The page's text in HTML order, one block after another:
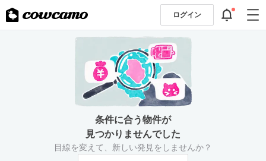
ログイン
条件に合う物件が
見つかりませんでした
目線を変えて、新しい発見をしませんか？